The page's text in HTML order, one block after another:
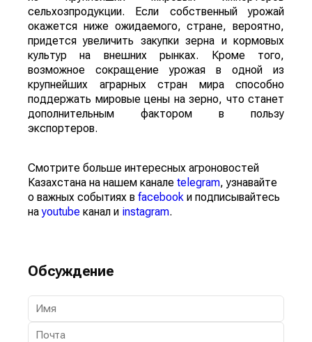
сельхозпродукции. Если собственный урожай
окажется ниже ожидаемого, стране, вероятно,
придется увеличить закупки зерна и кормовых
культур на внешних рынках. Кроме того,
возможное сокращение урожая в одной из
крупнейших аграрных стран мира способно
поддержать мировые цены на зерно, что станет
дополнительным фактором в пользу
экспортеров.
Смотрите больше интересных агроновостей
Казахстана на нашем канале telegram, узнавайте
о важных событиях в facebook и подписывайтесь
наyoutube канал и instagram.
Обсуждение